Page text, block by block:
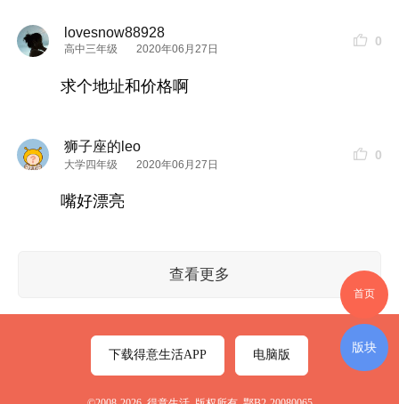
lovesnow88928
高中三年级 2020年06月27日
0
求个地址和价格啊
狮子座的leo
大学四年级 2020年06月27日
0
嘴好漂亮
查看更多
首页
版块
下载得意生活APP 电脑版